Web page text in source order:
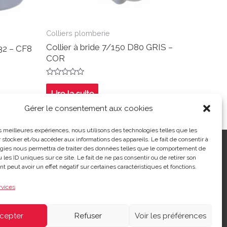
Gérer le consentement aux cookies
meilleures expériences, nous utilisons des technologies telles que les
stocker et/ou accéder aux informations des appareils. Le fait de consentir à
nous permettra de traiter des données telles que le comportement de
les ID uniques sur ce site. Le fait de ne pas consentir ou de retirer son
peut avoir un effet négatif sur certaines caractéristiques et fonctions.
Refuser Voir les préférences
– CF8
Colliers plomberie
Collier à bride 7/150 D80 GRIS –
COR
Note
5
Lire la suite
|Contact| 03 21 48 40 08